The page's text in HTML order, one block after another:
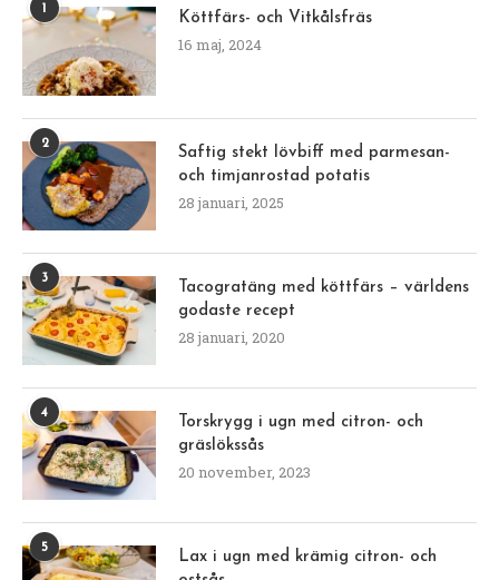
1
Köttfärs- och Vitkålsfräs
16 maj, 2024
2
Saftig stekt lövbiff med parmesan-
och timjanrostad potatis
28 januari, 2025
3
Tacogratäng med köttfärs – världens
godaste recept
28 januari, 2020
4
Torskrygg i ugn med citron- och
gräslökssås
20 november, 2023
5
Lax i ugn med krämig citron- och